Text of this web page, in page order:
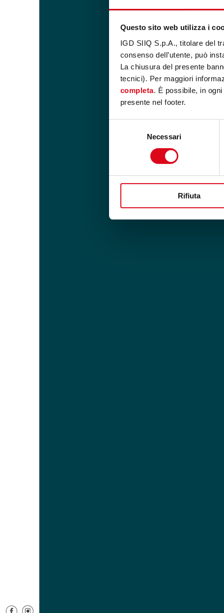
Questo sito web utilizza i
IGD SIIQ S.p.A., titolare del
consenso dell’utente, può
La chiusura del presente
tecnici). Per maggiori
completa. È possibile, in
presente nel footer.
Necessari
Rifiuta